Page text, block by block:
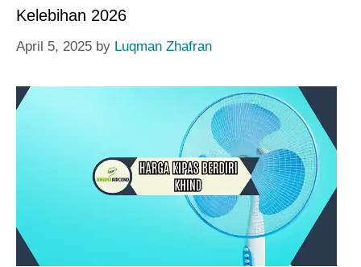
Kelebihan 2026
April 5, 2025 by Luqman Zhafran